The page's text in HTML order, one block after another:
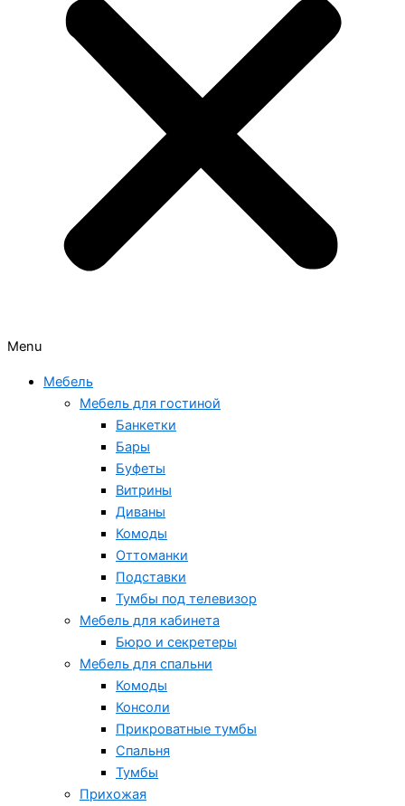
Menu
Мебель
Мебель для гостиной
Банкетки
Бары
Буфеты
Витрины
Диваны
Комоды
Оттоманки
Подставки
Тумбы под телевизор
Мебель для кабинета
Бюро и секретеры
Мебель для спальни
Комоды
Консоли
Прикроватные тумбы
Спальня
Тумбы
Прихожая